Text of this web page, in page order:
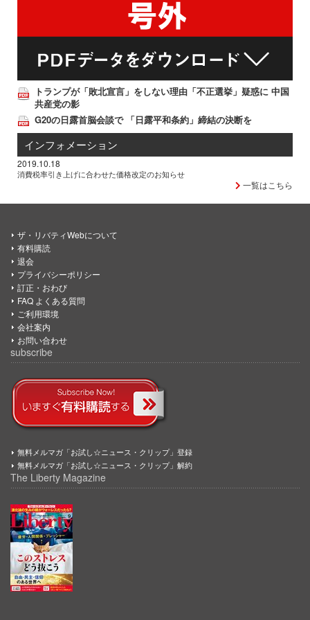
トランプが「敗北宣言」をしない理由「不正選挙」疑惑に 中国
共産党の影
G20の日露首脳会談で 「日露平和条約」締結の決断を
インフォメーション
2019.10.18
消費税率引き上げに合わせた価格改定のお知らせ
一覧はこちら
ザ・リバティWebについて
有料購読
退会
プライバシーポリシー
訂正・おわび
FAQ よくある質問
ご利用環境
会社案内
お問い合わせ
subscribe
無料メルマガ「お試し☆ニュース・クリップ」登録
無料メルマガ「お試し☆ニュース・クリップ」解約
The Liberty Magazine